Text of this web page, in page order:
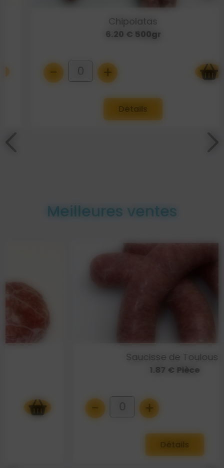
Chipolatas
6.20 € 500gr
0 +
Détails
Meilleures ventes
Saucisse de Toulouse
- +